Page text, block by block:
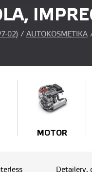
02) / AUTOKOSMETIKA
MOTOR
Detailery,